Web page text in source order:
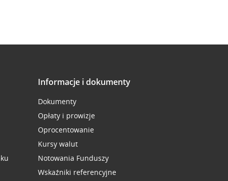
Informacje i dokumenty
Dokumenty
Opłaty i prowizje
Oprocentowanie
Kursy walut
Notowania Funduszy
Wskaźniki referencyjne